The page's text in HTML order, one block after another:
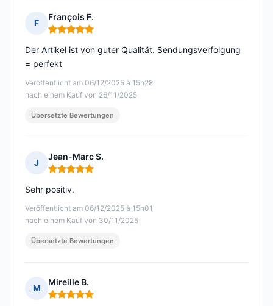
F
François F.
Hinweis: 5 von 5
Veröffentlicht am 06/12/2025 à 15h28
nach einem Kauf von 26/11/2025
Der Artikel ist von guter Qualität. Sendungsverfolgung
= perfekt
Übersetzte Bewertungen
J
Jean-Marc S.
Hinweis: 5 von 5
Veröffentlicht am 06/12/2025 à 15h01
nach einem Kauf von 30/11/2025
Sehr positiv.
Übersetzte Bewertungen
M
Mireille B.
Hinweis: 5 von 5